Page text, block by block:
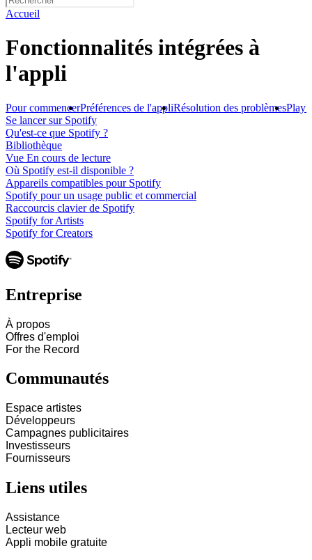
Accueil
Fonctionnalités intégrées à
l'appli
Pour commencerPréférences de l'appliRésolution des problèmes
Se lancer sur Spotify
Qu'est-ce que Spotify ?
Bibliothèque
Vue En cours de lecture
Où Spotify est-il disponible ?
Appareils compatibles pour Spotify
Spotify pour un usage public et commercial
Raccourcis clavier de Spotify
Spotify for Artists
Spotify for Creators
Entreprise
À propos
Offres d'emploi
For the Record
Communautés
Espace artistes
Développeurs
Campagnes publicitaires
Investisseurs
Fournisseurs
Liens utiles
Assistance
Lecteur web
Appli mobile gratuite